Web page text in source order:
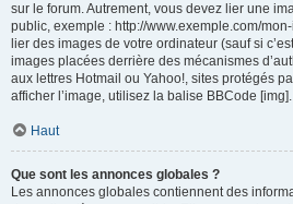
sur le forum. Autrement, vous devez lier une
public, exemple : http://www.exemple.com/
lier des images de votre ordinateur (sauf si
images placées derrière des mécanismes
aux lettres Hotmail ou Yahoo!, sites protégés
afficher l’image, utilisez la balise BBCode [img].
Haut
Que sont les annonces globales ?
Les annonces globales contiennent des